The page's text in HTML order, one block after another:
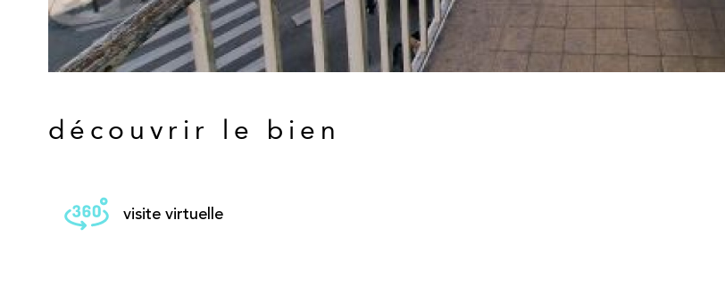
découvrir le bien
visite virtuelle